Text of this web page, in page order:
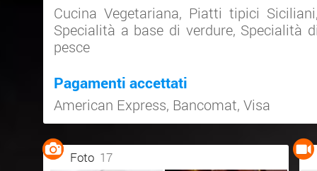
Cucina Vegetariana, Piatti tipici Siciliani
Specialità a base di verdure, Specialità
pesce
Pagamenti accettati
American Express, Bancomat,Visa
Foto 17